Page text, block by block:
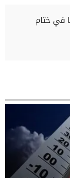
في ختام